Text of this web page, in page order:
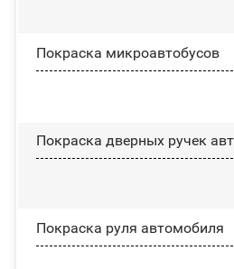
Покраска микроавтобусов
Покраска дверных ручек
Покраска руля автомобиля